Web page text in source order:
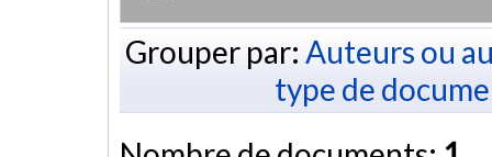
Grouper par: Auteurs ou
type de